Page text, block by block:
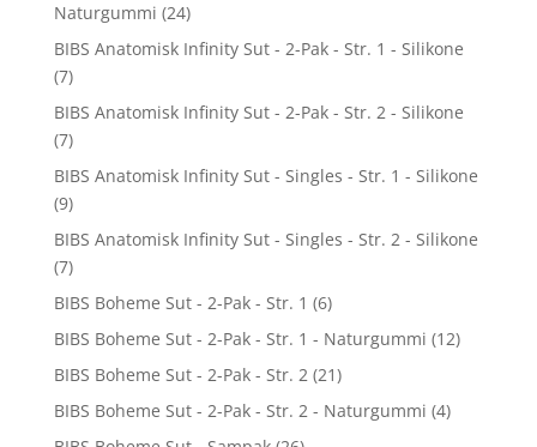
Naturgummi (24)
BIBS Anatomisk Infinity Sut - 2-Pak - Str. 1 - Silikone
(7)
BIBS Anatomisk Infinity Sut - 2-Pak - Str. 2 - Silikone
(7)
BIBS Anatomisk Infinity Sut - Singles - Str. 1 - Silikone
(9)
BIBS Anatomisk Infinity Sut - Singles - Str. 2 - Silikone
(7)
BIBS Boheme Sut - 2-Pak - Str. 1 (6)
BIBS Boheme Sut - 2-Pak - Str. 1 - Naturgummi (12)
BIBS Boheme Sut - 2-Pak - Str. 2 (21)
BIBS Boheme Sut - 2-Pak - Str. 2 - Naturgummi (4)